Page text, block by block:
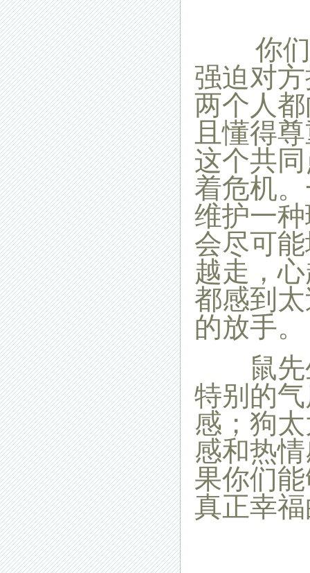
你们
强迫对
两个人
且懂得
这个共
着危机
维护一
会尽可
越走，
都感到
的放手。
鼠先生
特别的
感；狗
感和热
果你们
真正幸